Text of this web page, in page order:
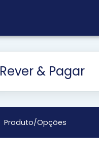
Rever & Pagar
Produto/Opções